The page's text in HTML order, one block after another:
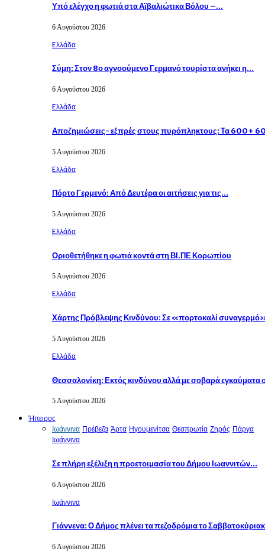
Υπό ελέγχο η φωτιά στα Αϊβαλιώτικα Βόλου –…
6 Αυγούστου 2026
Eλλάδα
Σύμη: Στον 8ο αγνοούμενο Γερμανό τουρίστα ανήκει η…
6 Αυγούστου 2026
Eλλάδα
Αποζημιώσεις- εξπρές στους πυρόπληκτους: Τα 600+
5 Αυγούστου 2026
Eλλάδα
Πόρτο Γερμενό: Από Δευτέρα οι αιτήσεις για τις…
5 Αυγούστου 2026
Eλλάδα
Οριοθετήθηκε η φωτιά κοντά στη ΒΙ.ΠΕ Κορωπίου
5 Αυγούστου 2026
Eλλάδα
Χάρτης Πρόβλεψης Κινδύνου: Σε «πορτοκαλί
5 Αυγούστου 2026
Eλλάδα
Θεσσαλονίκη: Εκτός κινδύνου αλλά με σοβαρά εγκαύματα
5 Αυγούστου 2026
Ήπειρος
Ιωάννινα Πρέβεζα Άρτα Ηγουμενίτσα Θεσπρωτία Ζηρός Πάργα
Ιωάννινα
Σε πλήρη εξέλιξη η προετοιμασία του Δήμου Ιωαννιτών…
6 Αυγούστου 2026
Ιωάννινα
Γιάννενα: Ο Δήμος πλένει τα πεζοδρόμια το
6 Αυγούστου 2026